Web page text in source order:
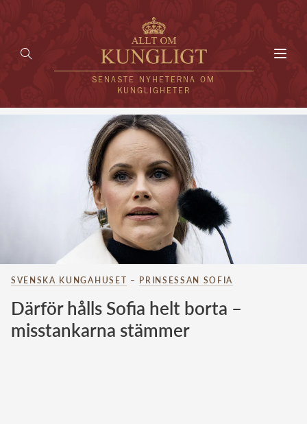
SENASTE NYHETERNA OM
KUNGLIGHETER
HEM
KUNGAFAMILJEN
UTLÄNDSKT
KÄNDISAR
VÄRLDENS KUNGAHUS
Svenska kungahuset
Brittiska kungahuset
Norska kungahuset
SVENSKA KUNGAHUSET – PRINSESSAN SOFIA
Därför hålls Sofia helt borta –
misstankarna stämmer